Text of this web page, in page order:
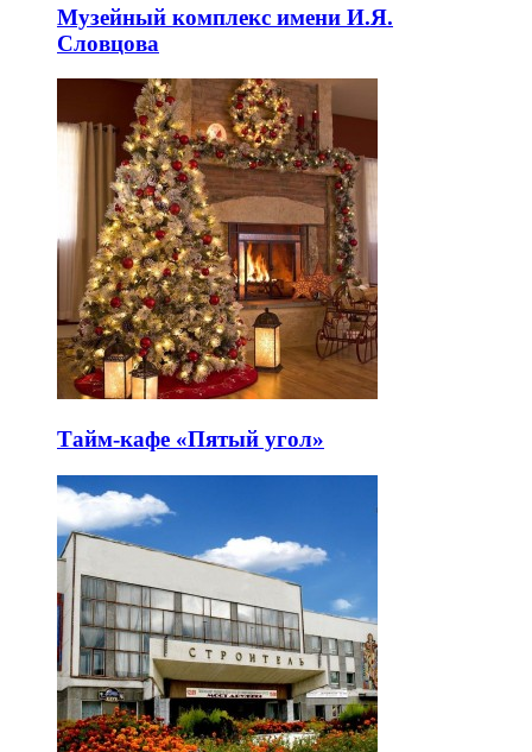
Музейный комплекс имени И.Я.
Словцова
Тайм-кафе «Пятый угол»